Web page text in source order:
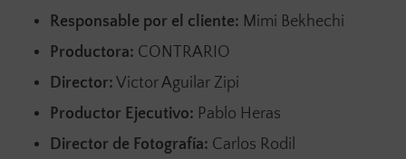
Responsable por el cliente: Mimi Bekhechi
Productora: CONTRARIO
Director: Victor Aguilar Zipi
Productor Ejecutivo: Pablo Heras
Director de Fotografía: Carlos Rodil